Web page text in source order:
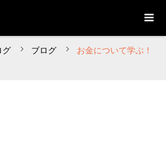
グ ブログ お金について学ぶ！